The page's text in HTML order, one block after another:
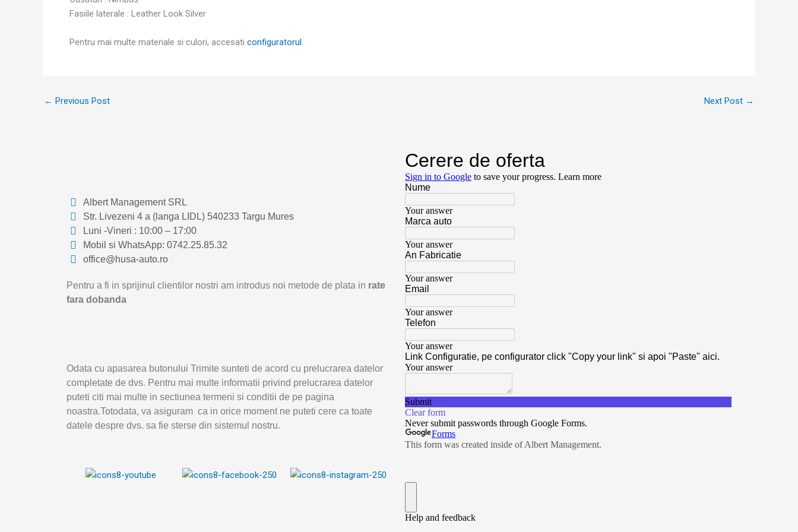
Fasiile laterale : Leather Look Silver
Pentru mai multe materiale si culori, accesati configuratorul.
← Previous Post Next Post →
Albert Management SRL
Str. Livezeni 4 a (langa LIDL) 540233 Targu Mures
Luni -Vineri : 10:00 – 17:00
Mobil si WhatsApp: 0742.25.85.32
office@husa-auto.ro
Pentru a fi in sprijinul clientilor nostri am introdus noi metode de plata in rate
fara dobanda
Odata cu apasarea butonului Trimite sunteti de acord cu prelucrarea datelor
completate de dvs. Pentru mai multe informatii privind prelucrarea datelor
puteti citi mai multe in sectiunea termeni si conditii de pe pagina
noastra.Totodata, va asiguram ca in orice moment ne puteti cere ca toate
datele despre dvs. sa fie sterse din sistemul nostru.